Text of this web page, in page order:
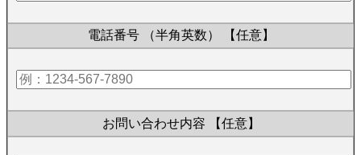
電話番号 （半角英数） 【任意】
お問い合わせ内容 【任意】